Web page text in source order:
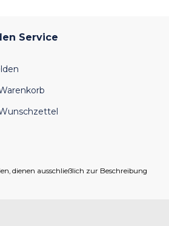
Service
dienen ausschließlich zur Beschreibung